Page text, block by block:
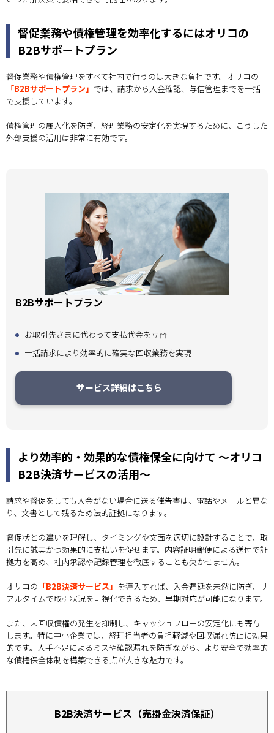
督促業務や債権管理を効率化するにはオリコの
B2Bサポートプラン
督促業務や債権管理をすべて社内で行うのは大きな負担です。オリコの
「B2Bサポートプラン」 では、請求から入金確認、与信管理までを一括
で支援しています。
債権管理の属人化を防ぎ、経理業務の安定化を実現するために、こうした
外部支援の活用は非常に有効です。
B2Bサポートプラン
お取引先さまに代わって支払代金を立替
一括請求により効率的に確実な回収業務を実現
サービス詳細はこちら
より効率的・効果的な債権保全に向けて ～オリコ
B2B決済サービスの活用～
請求や督促をしても入金がない場合に送る催告書は、電話やメールと異な
り、文書として残るため法的証拠になります。
督促状との違いを理解し、タイミングや文面を適切に設計することで、取
引先に誠実かつ効果的に支払いを促せます。内容証明郵便による送付で証
拠力を高め、社内承認や記録管理を徹底することも欠かせません。
オリコの 「B2B決済サービス」 を導入すれば、入金遅延を未然に防ぎ、リ
アルタイムで取引状況を可視化できるため、早期対応が可能になります。
また、未回収債権の発生を抑制し、キャッシュフローの安定化にも寄与
します。特に中小企業では、経理担当者の負担軽減や回収漏れ防止に効果
的です。人手不足によるミスや確認漏れを防ぎながら、より安全で効率的
な債権保全体制を構築できる点が大きな魅力です。
B2B決済サービス（売掛金決済保証）